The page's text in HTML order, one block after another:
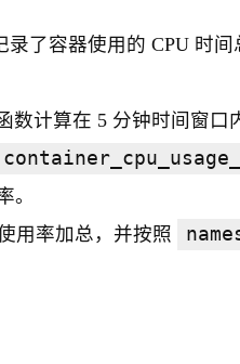
录了容器使用的 CPU 时间
数计算在 5 分钟时间窗口
。
用率加总，并按照